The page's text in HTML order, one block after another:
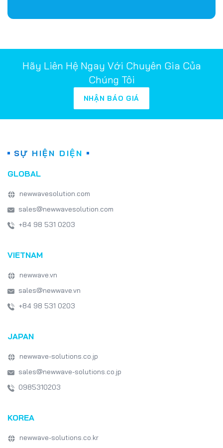
Hãy Liên Hệ Ngay Với Chuyên Gia Của
Chúng Tôi
NHẬN BÁO GIÁ
SỰ HIỆN DIỆN
GLOBAL
newwavesolution.com
sales@newwavesolution.com
+84 98 531 0203
VIETNAM
newwave.vn
sales@newwave.vn
+84 98 531 0203
JAPAN
newwave-solutions.co.jp
sales@newwave-solutions.co.jp
0985310203
KOREA
newwave-solutions.co.kr